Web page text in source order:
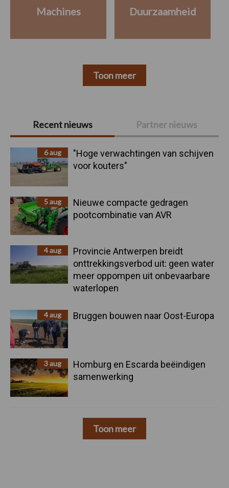
Primaire
Sidebar
Recent nieuws Partner nieuws
6 aug
"Hoge verwachtingen van schijven
voor kouters"
5 aug
Nieuwe compacte gedragen
pootcombinatie van AVR
4 aug
Provincie Antwerpen breidt
onttrekkingsverbod uit: geen water
meer oppompen uit onbevaarbare
waterlopen
4 aug Bruggen bouwen naar Oost-Europa
3 aug
Homburg en Escarda beëindigen
samenwerking
Toon meer
Machines Duurzaamheid
Toon meer